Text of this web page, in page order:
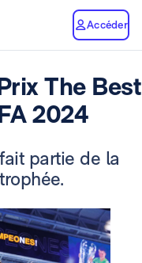
Accéder
The Best
2024
partie de la